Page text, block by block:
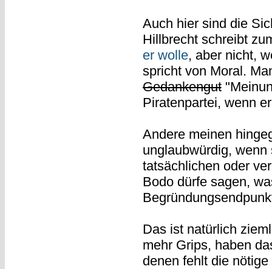
Auch hier sind die
Hillbrecht schreibt
er wolle, aber nicht,
spricht von Moral.
Gedankengut
Piratenpartei, wenn
Andere meinen
unglaubwürdig,
tatsächlichen oder
Bodo dürfe sagen,
Das ist natürlich
mehr Grips, haben
denen fehlt die